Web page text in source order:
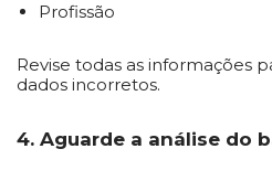
Profissão
Revise todas as informações
dados incorretos.
4. Aguarde a análise do